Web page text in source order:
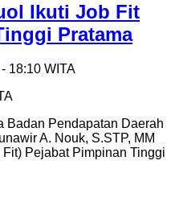
Ikuti Job Fit
Pratama
18:10 WITA
Badan Pendapatan Daerah
A. Nouk, S.STP, MM
Pejabat Pimpinan Tinggi